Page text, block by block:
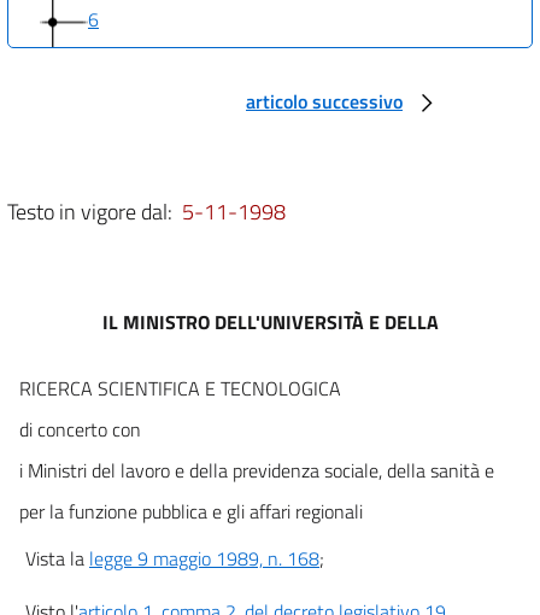
6
7
articolo successivo
Testo in vigore dal: 5-11-1998
IL MINISTRO DELL'UNIVERSITÀ E DELLA
RICERCA SCIENTIFICA E TECNOLOGICA
di concerto con
i Ministri del lavoro e della previdenza sociale, della sanità e
per la funzione pubblica e gli affari regionali
Vista la legge 9 maggio 1989, n. 168;